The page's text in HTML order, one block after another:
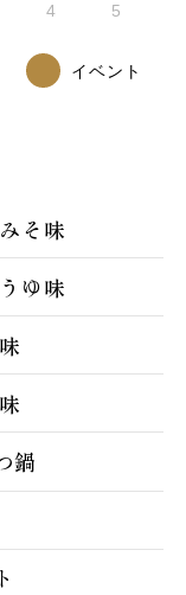
そ味
ゆ味
鍋
4 5
イベント